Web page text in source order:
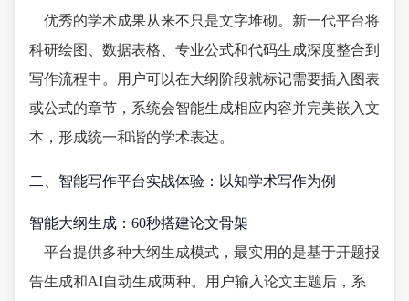
优秀的学术成果从来不只是文字堆砌。新一代平台将
科研绘图、数据表格、专业公式和代码生成深度整合到
写作流程中。用户可以在大纲阶段就标记需要插入图表
或公式的章节，系统会智能生成相应内容并完美嵌入文
本，形成统一和谐的学术表达。
二、智能写作平台实战体验：以知学术写作为例
智能大纲生成：60秒搭建论文骨架
平台提供多种大纲生成模式，最实用的是基于开题报
告生成和AI自动生成两种。用户输入论文主题后，系